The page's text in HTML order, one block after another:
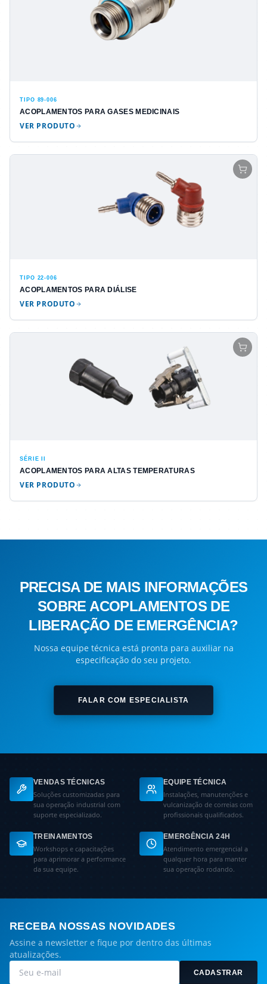
TIPO 89-006
ACOPLAMENTOS PARA GASES MEDICINAIS
VER PRODUTO
TIPO 22-006
ACOPLAMENTOS PARA DIÁLISE
VER PRODUTO
SÉRIE II
ACOPLAMENTOS PARA ALTAS TEMPERATURAS
VER PRODUTO
PRECISA DE MAIS INFORMAÇÕES
SOBRE ACOPLAMENTOS DE
LIBERAÇÃO DE EMERGÊNCIA?
Nossa equipe técnica está pronta para auxiliar na
especificação do seu projeto.
FALAR COM ESPECIALISTA
VENDAS TÉCNICAS
Soluções customizadas para
sua operação industrial com
suporte especializado.
EQUIPE TÉCNICA
Instalações, manutenções e
vulcanização de correias com
profissionais qualificados.
TREINAMENTOS
Workshops e capacitações
para aprimorar a performance
da sua equipe.
EMERGÊNCIA 24H
Atendimento emergencial a
qualquer hora para manter
sua operação rodando.
RECEBA NOSSAS NOVIDADES
Assine a newsletter e fique por dentro das últimas
atualizações.
CADASTRAR